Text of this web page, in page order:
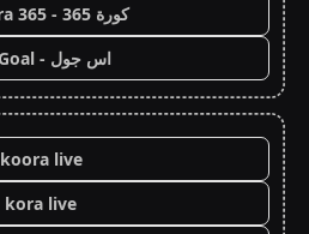
كورة 365 - kooora 365
اس جول - AS Goal
koora live
kora live